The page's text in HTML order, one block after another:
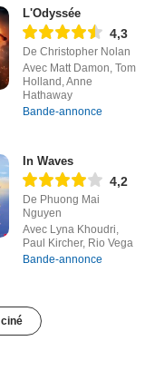
L'Odyssée
4,3
De Christopher Nolan
Avec Matt Damon, Tom
Holland, Anne
Hathaway
Bande-annonce
In Waves
4,2
De Phuong Mai
Nguyen
Avec Lyna Khoudri,
Paul Kircher, Rio Vega
Bande-annonce